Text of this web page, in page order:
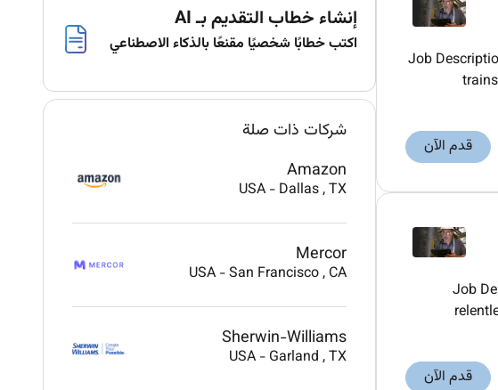
Job
قدم الآن
Job
قدم الآن
إنشاء خطاب التقديم بـ AI
اكتب خطابًا شخصيًا مقنعًا بالذكاء الاصطناعي
شركات ذات صلة
Amazon
USA - Dallas, TX
Mercor
USA -San Francisco, CA
Sherwin-Williams
USA - Garland, TX